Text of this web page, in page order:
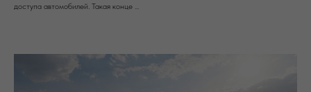
доступа автомобилей. Такая конце ...